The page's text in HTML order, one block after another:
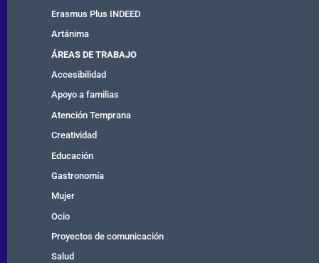
Erasmus Plus INDEED
Artánima
ÁREAS DE TRABAJO
Accesibilidad
Apoyo a familias
Atención Temprana
Creatividad
Educación
Gastronomía
Mujer
Ocio
Proyectos de comunicación
Salud